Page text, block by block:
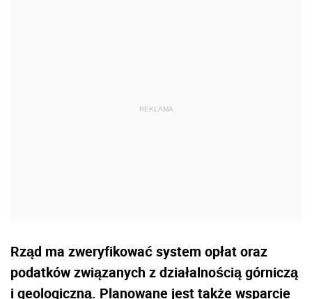
Rząd ma zweryfikować system opłat oraz
podatków związanych z działalnością górniczą
i geologiczną. Planowane jest także wsparcie